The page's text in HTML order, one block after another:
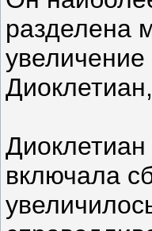
разделена
включала